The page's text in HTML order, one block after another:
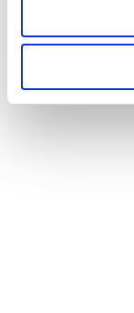
Ayarlar
Metnimizi ziyaret
okumak ve